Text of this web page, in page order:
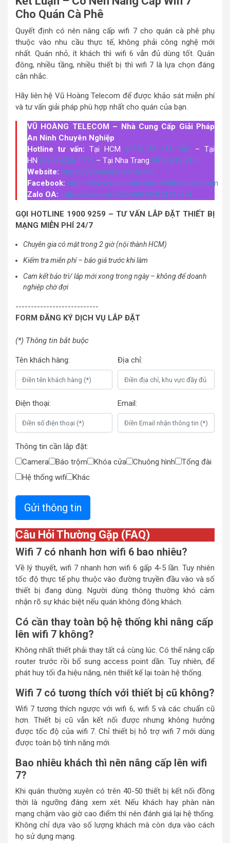
Cho Quán Cà Phê
Quyết định có nên nâng cấp wifi 7 cho quán cà phê phụ
thuộc vào nhu cầu thực tế, không phải công nghệ mới
nhất. Quán nhỏ, ít khách thì wifi 6 vẫn đủ dùng tốt. Quán
đông, nhiều tầng, nhiều thiết bị thì wifi 7 là lựa chọn đáng
cân nhắc.
Hãy liên hệ Vũ Hoàng Telecom để được khảo sát miễn phí
và tư vấn giải pháp phù hợp nhất cho quán của bạn.
VŨ HOÀNG TELECOM – Nhà Cung Cấp Giải Pháp
An Ninh Chuyên Nghiệp
Hotline tư vấn: Tại HCM (028) 35 166 166 – Tại
HN (024) 6256 1111 – Tại Nha Trang 0915 810 810
Website: https://vuhoangtelecom.vn/
Facebook: https://www.facebook.com/vuhoangtelecom
Zalo OA: https://zalo.me/4227899741012417751
GỌI HOTLINE 1900 9259 – TƯ VẤN LẮP ĐẶT THIẾT BỊ
MẠNG MIỄN PHÍ 24/7
Chuyên gia có mặt trong 2 giờ (nội thành HCM)
Kiểm tra miễn phí – báo giá trước khi làm
Cam kết bảo trì/ lắp mới xong trong ngày – không để doanh
nghiệp chờ đợi
---------------------------
FORM ĐĂNG KÝ DỊCH VỤ LẮP ĐẶT
(*) Thông tin bắt buộc
Tên khách hàng: Địa chỉ:
Điện thoại: Email:
Thông tin cần lắp đặt:
Camera
Báo trộm Khóa cửa Chuông hình
Tổng đài
Hệ thống wifi
Khác
Câu Hỏi Thường Gặp (FAQ)
Wifi 7 có nhanh hơn wifi 6 bao nhiêu?
Về lý thuyết, wifi 7 nhanh hơn wifi 6 gấp 4-5 lần. Tuy nhiên
tốc độ thực tế phụ thuộc vào đường truyền đầu vào và số
thiết bị đang dùng. Người dùng thông thường khó cảm
nhận rõ sự khác biệt nếu quán không đông khách.
Có cần thay toàn bộ hệ thống khi nâng cấp
lên wifi 7 không?
Không nhất thiết phải thay tất cả cùng lúc. Có thể nâng cấp
router trước rồi bổ sung access point dần. Tuy nhiên, để
phát huy tối đa hiệu năng, nên thiết kế lại toàn hệ thống.
Wifi 7 có tương thích với thiết bị cũ không?
Wifi 7 tương thích ngược với wifi 6, wifi 5 và các chuẩn cũ
hơn. Thiết bị cũ vẫn kết nối được nhưng không hưởng
được tốc độ của wifi 7. Chỉ thiết bị hỗ trợ wifi 7 mới dùng
được toàn bộ tính năng mới.
Bao nhiêu khách thì nên nâng cấp lên wifi
7?
Khi quán thường xuyên có trên 40-50 thiết bị kết nối đồng
thời là ngưỡng đáng xem xét. Nếu khách hay phàn nàn
mạng chậm vào giờ cao điểm thì nên đánh giá lại hệ thống.
Không chỉ dựa vào số lượng khách mà còn dựa vào cách
họ sử dụng mạng.